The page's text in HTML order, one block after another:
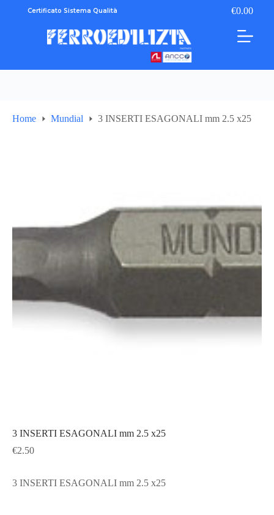
Certificato Sistema Qualità Carrello
€0.00
Home Mundial 3 INSERTI ESAGONALI mm 2.5 x25
3 INSERTI ESAGONALI mm 2.5 x25
€2.50
3 INSERTI ESAGONALI mm 2.5 x25